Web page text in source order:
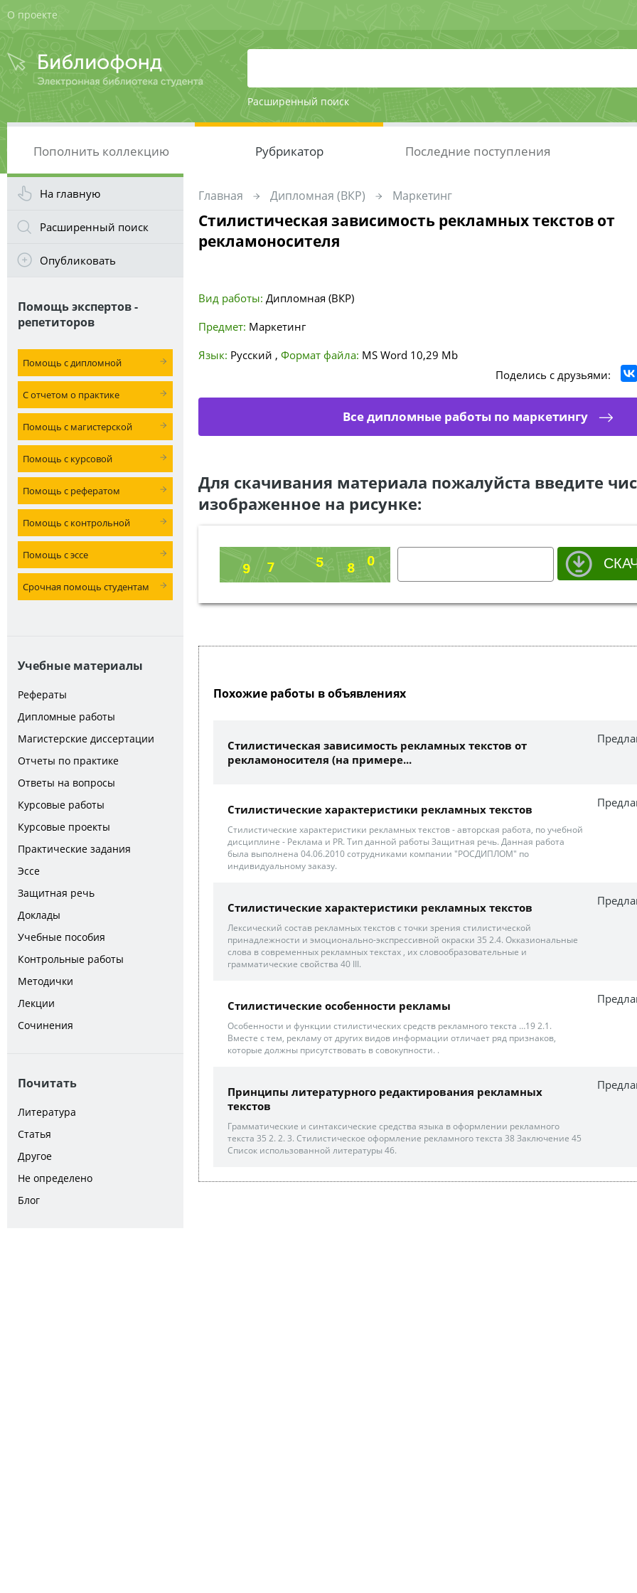
О проекте
Расширенный поиск
Пополнить коллекцию Рубрикатор Последние поступления
На главную
Расширенный поиск
Опубликовать
Помощь экспертов -
репетиторов
Помощь с дипломной
С отчетом о практике
Помощь с магистерской
Помощь с курсовой
Помощь с рефератом
Помощь с контрольной
Помощь с эссе
Срочная помощь студентам
Учебные материалы
Рефераты
Дипломные работы
Магистерские диссертации
Отчеты по практике
Ответы на вопросы
Курсовые работы
Курсовые проекты
Практические задания
Эссе
Защитная речь
Доклады
Учебные пособия
Контрольные работы
Методички
Лекции
Сочинения
Почитать
Литература
Статья
Другое
Не определено
Блог
Главная Дипломная (ВКР) Маркетинг
Стилистическая зависимость рекламных текстов от
рекламоносителя
Вид работы: Дипломная (ВКР)
Предмет: Маркетинг
Язык: Русский , Формат файла: MS Word 10,29 Mb
Поделись с друзьями:
Все дипломные работы по маркетингу
Для скачивания материала пожалуйста введите
изображенное на рисунке:
Похожие работы в объявлениях
Стилистическая зависимость рекламных текстов от
рекламоносителя (на примере...
Стилистические характеристики рекламных текстов
Стилистические характеристики рекламных текстов - авторская работа, по учебной
дисциплине - Реклама и PR. Тип данной работы Защитная речь. Данная работа
была выполнена 04.06.2010 сотрудниками компании "РОСДИПЛОМ" по
индивидуальному заказу.
Стилистические характеристики рекламных текстов
Лексический состав рекламных текстов с точки зрения стилистической
принадлежности и эмоционально-экспрессивной окраски 35 2.4. Окказиональные
слова в современных рекламных текстах , их словообразовательные и
грамматические свойства 40 ІІІ.
Стилистические особенности рекламы
Особенности и функции стилистических средств рекламного текста …19 2.1.
Вместе с тем, рекламу от других видов информации отличает ряд признаков,
которые должны присутствовать в совокупности. .
Принципы литературного редактирования рекламных
текстов
Грамматические и синтаксические средства языка в оформлении рекламного
текста 35 2. 2. 3. Стилистическое оформление рекламного текста 38 Заключение 45
Список использованной литературы 46.